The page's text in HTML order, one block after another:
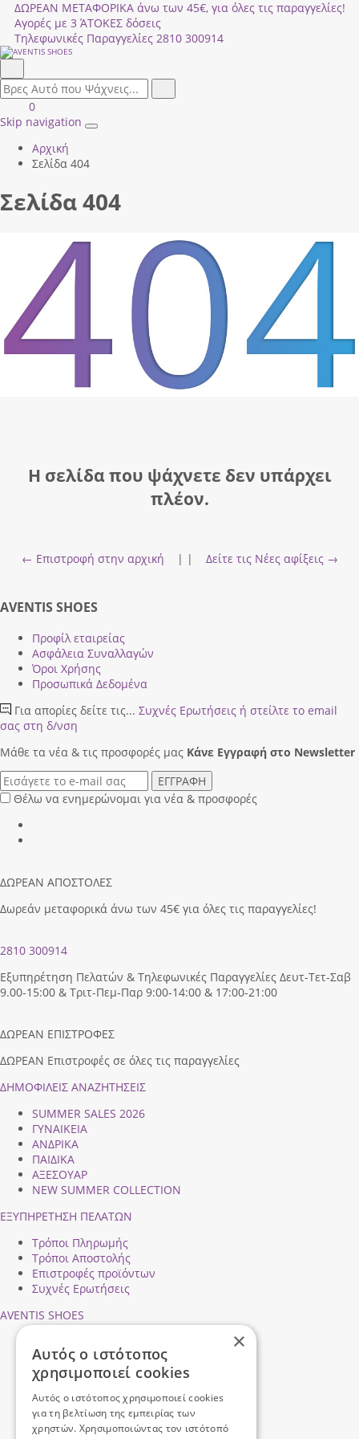
ΔΩΡΕΑΝ ΜΕΤΑΦΟΡΙΚΑ άνω των 45€, για όλες τις παραγγελίες!
Αγορές με 3 ΆΤΟΚΕΣ δόσεις
Τηλεφωνικές Παραγγελίες 2810 300914
field.search
Είσοδος
|
ΚΑΛΑΘΙ
ΑΓΟΡΩΝ
0
Skip navigation
Toggle
Αρχική
Σελίδα 404
Σελίδα 404
Η σελίδα που ψάχνετε δεν υπάρχει
πλέον.
← Επιστροφή στην αρχική | | Δείτε τις Νέες αφίξεις →
AVENTIS SHOES
Προφίλ εταιρείας
Ασφάλεια Συναλλαγών
Όροι Χρήσης
Προσωπικά Δεδομένα
Για απορίες δείτε τις... Συχνές Ερωτήσεις ή στείλτε το email
σας στη δ/νση
Μάθε τα νέα & τις προσφορές μας Κάνε Eγγραφή στο Newsletter
ΕΓΓΡΑΦΗ
Θέλω να ενημερώνομαι για νέα & προσφορές
ΔΩΡΕΑΝ ΑΠΟΣΤΟΛΕΣ
Δωρεάν μεταφορικά άνω των 45€ για όλες τις παραγγελίες!
2810 300914
Εξυπηρέτηση Πελατών & Τηλεφωνικές Παραγγελίες Δευτ-Τετ-Σαβ
9.00-15:00 & Τριτ-Πεμ-Παρ 9:00-14:00 & 17:00-21:00
ΔΩΡΕΑΝ ΕΠΙΣΤΡΟΦΕΣ
ΔΩΡΕΑΝ Επιστροφές σε όλες τις παραγγελίες
ΔΗΜΟΦΙΛEIΣ ΑΝΑΖΗΤΗΣΕΙΣ
SUMMER SALES 2026
ΓΥΝΑΙΚΕΙΑ
ΑΝΔΡΙΚΑ
ΠΑΙΔΙΚΑ
ΑΞΕΣΟΥΑΡ
NEW SUMMER COLLECTION
ΕΞΥΠΗΡΕΤΗΣΗ ΠΕΛΑΤΩΝ
Τρόποι Πληρωμής
Τρόποι Αποστολής
Επιστροφές προϊόντων
Συχνές Ερωτήσεις
AVENTIS SHOES
Ασφάλεια Συναλλαγών
Προσωπικά Δεδομένα
Όροι Χρήσης
×
Αυτός ο ιστότοπος
χρησιμοποιεί cookies
Αυτός ο ιστότοπος χρησιμοποιεί cookies
για τη βελτίωση της εμπειρίας των
χρηστών. Χρησιμοποιώντας τον ιστότοπό